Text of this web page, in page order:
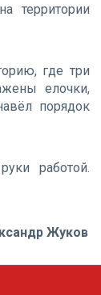
территории
где три
елочки,
порядок
работой.
Жуков